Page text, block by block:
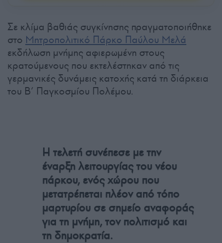
Σε κλίμα βαθιάς συγκίνησης πραγματοποιήθηκε
στο Μητροπολιτικό Πάρκο Παύλου Μελά
εκδήλωση μνήμης αφιερωμένη στους
κρατούμενους που εκτελέστηκαν από τις
γερμανικές δυνάμεις κατοχής κατά τη διάρκεια
του Β’ Παγκοσμίου Πολέμου.
Η τελετή συνέπεσε με την
έναρξη λειτουργίας του νέου
πάρκου, ενός χώρου που
μετατρέπεται πλέον από τόπο
μαρτυρίου σε σημείο αναφοράς
για τη μνήμη, τον πολιτισμό και
τη δημοκρατία.